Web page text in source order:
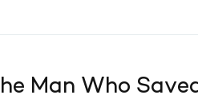
Man Who